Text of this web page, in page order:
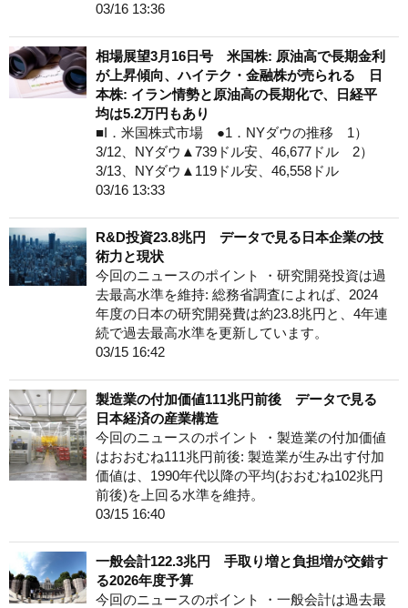
03/16 13:36
相場展望3月16日号 米国株: 原油高で長期金利
が上昇傾向、ハイテク・金融株が売られる 日
本株: イラン情勢と原油高の長期化で、日経平
均は5.2万円もあり
■I．米国株式市場 ●1．NYダウの推移 1）
3/12、NYダウ▲739ドル安、46,677ドル 2）
3/13、NYダウ▲119ドル安、46,558ドル
03/16 13:33
R&D投資23.8兆円 データで見る日本企業の技
術力と現状
今回のニュースのポイント ・研究開発投資は過
去最高水準を維持: 総務省調査によれば、2024
年度の日本の研究開発費は約23.8兆円と、4年連
続で過去最高水準を更新しています。
03/15 16:42
製造業の付加価値111兆円前後 データで見る
日本経済の産業構造
今回のニュースのポイント ・製造業の付加価値
はおおむね111兆円前後: 製造業が生み出す付加
価値は、1990年代以降の平均(おおむね102兆円
前後)を上回る水準を維持。
03/15 16:40
一般会計122.3兆円 手取り増と負担増が交錯す
る2026年度予算
今回のニュースのポイント ・一般会計は過去最